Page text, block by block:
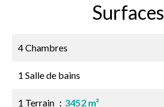
Surfaces
4 Chambres
1 Salle de bains
1 Terrain 3452 m²